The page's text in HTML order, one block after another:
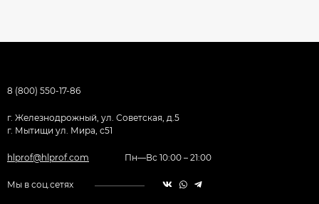
8 (800) 550-17-86
г. Железнодрожный, ул. Советская, д.5
г. Мытищи ул. Мира, с51
hlprof@hlprof.com Пн—Вс 10:00 – 21:00
Мы в соц.сетях